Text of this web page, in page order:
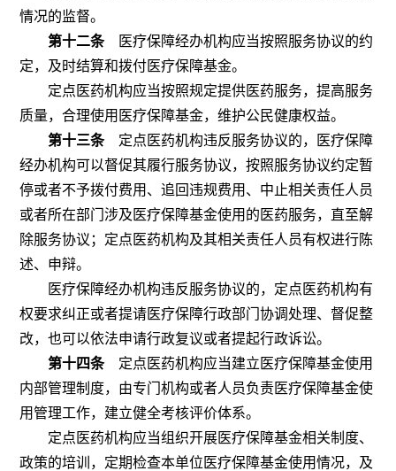
情况的监督。
第十二条医疗保障经办机构应当按照服务协议的约
定，及时结算和拨付医疗保障基金。
定点医药机构应当按照规定提供医药服务，提高服务
质量，合理使用医疗保障基金，维护公民健康权益。
第十三条定点医药机构违反服务协议的，医疗保障
经办机构可以督促其履行服务协议，按照服务协议约定暂
停或者不予拨付费用、追回违规费用、中止相关责任人员
或者所在部门涉及医疗保障基金使用的医药服务，直至解
除服务协议；定点医药机构及其相关责任人员有权进行陈
述、申辩。
医疗保障经办机构违反服务协议的，定点医药机构有
权要求纠正或者提请医疗保障行政部门协调处理、督促整
改，也可以依法申请行政复议或者提起行政诉讼。
第十四条定点医药机构应当建立医疗保障基金使用
内部管理制度，由专门机构或者人员负责医疗保障基金使
用管理工作，建立健全考核评价体系。
定点医药机构应当组织开展医疗保障基金相关制度、
政策的培训，定期检查本单位医疗保障基金使用情况，及